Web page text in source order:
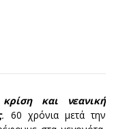
και νεανική
. 60 χρόνια μετά την